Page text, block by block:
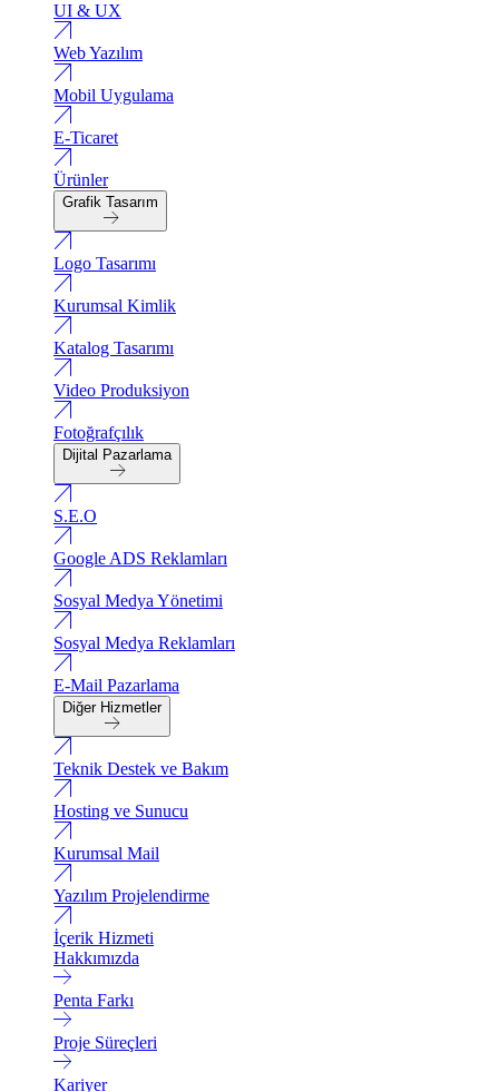
UI & UX
Web Yazılım
Mobil Uygulama
E-Ticaret
Ürünler
Grafik Tasarım
Logo Tasarımı
Kurumsal Kimlik
Katalog Tasarımı
Video Produksiyon
Fotoğrafçılık
Dijital Pazarlama
S.E.O
Google ADS Reklamları
Sosyal Medya Yönetimi
Sosyal Medya Reklamları
E-Mail Pazarlama
Diğer Hizmetler
Teknik Destek ve Bakım
Hosting ve Sunucu
Kurumsal Mail
Yazılım Projelendirme
İçerik Hizmeti
Hakkımızda
Penta Farkı
Proje Süreçleri
Kariyer